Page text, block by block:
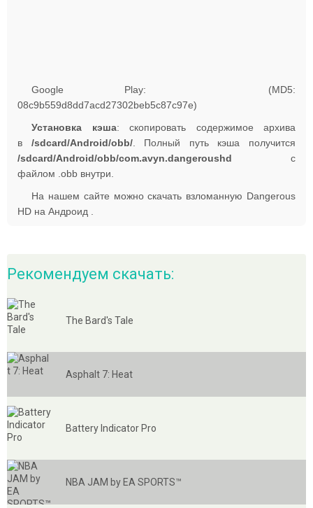
Google Play: (MD5:
08c9b559d8dd7acd27302beb5c87c97e)
Установка кэша: скопировать содержимое архива
в /sdcard/Android/obb/. Полный путь кэша получится
/sdcard/Android/obb/com.avyn.dangeroushd с
файлом .obb внутри.
На нашем сайте можно скачать взломанную Dangerous
HD на Андроид .
Рекомендуем скачать:
The Bard's Tale
Asphalt 7: Heat
Battery Indicator Pro
NBA JAM by EA SPORTS™